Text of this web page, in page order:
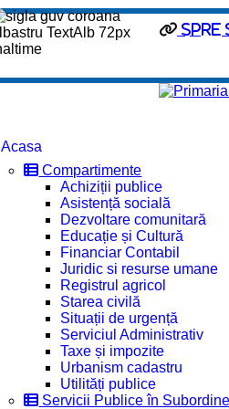
spre
Acasa
Compartimente
Achiziții publice
Asistență socială
Dezvoltare comunitară
Educație și Cultură
Financiar Contabil
Juridic si resurse umane
Registrul agricol
Starea civilă
Situații de urgență
Serviciul Administrativ
Taxe și impozite
Urbanism cadastru
Utilități publice
Servicii Publice în Subordine